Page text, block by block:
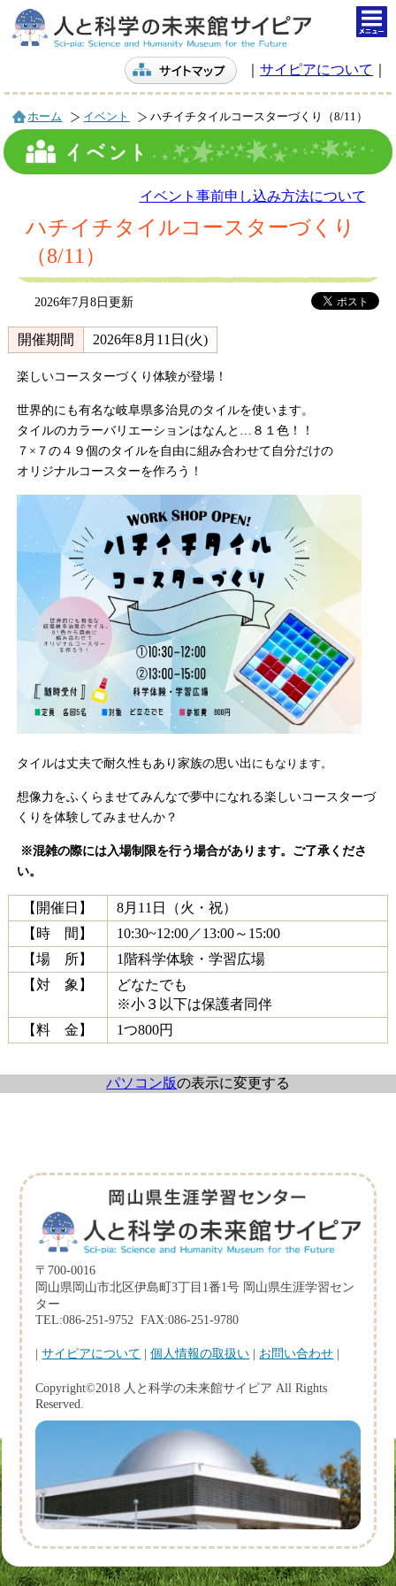
サイピアについて
ホーム イベント ハチイチタイルコースターづくり（8/11）
イベント事前申し込み方法について
ハチイチタイルコースターづくり
（8/11）
2026年7月8日更新
開催期間 2026年8月11日(火)
楽しいコースターづくり体験が登場！
世界的にも有名な岐阜県多治見のタイルを使います。
タイルのカラーバリエーションはなんと…８１色！！
７×７の４９個のタイルを自由に組み合わせて自分だけの
オリジナルコースターを作ろう！
タイルは丈夫で耐久性もあり家族の思い出 に もなります。
想像力をふくらませてみんなで夢中になれる楽しいコースターづ
くりを体験してみませんか？
※混雑の際には入場制限を行う場合があります。ご了承くださ
い。
【開催日】
8月11日（火・祝）
【時 間】
10:30~12:00／13:00～15:00
【場 所】
1階科学体験・学習広場
【対 象】
どなたでも
※小３以下は保護者同伴
【料 金】
1つ800円
パソコン版の表示に変更する
〒700-0016
岡山県岡山市北区伊島町3丁目1番1号 岡山県生涯学習セン
ター
TEL:086-251-9752 FAX:086-251-9780
|サイピアについて |個人情報の取扱い | お問い合わせ |
Copyright©2018 人と科学の未来館サイピア All Rights
Reserved.